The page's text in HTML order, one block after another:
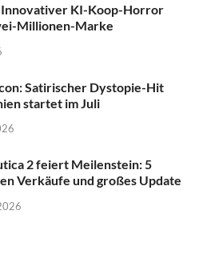
Innovativer KI-Koop-Horror
Millionen-Marke
Satirischer Dystopie-Hit
startet im Juli
2 feiert Meilenstein: 5
Verkäufe und großes Update